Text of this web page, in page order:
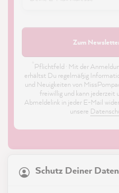
Zum
Pflichtfeld · Mit der
erhältst Du regelmäßig
und Neuigkeiten von
freiwillig und kann jederzeit
Abmeldelink in jeder E-Mail
unsere
Schutz Deiner Daten
21.847Bewertungen